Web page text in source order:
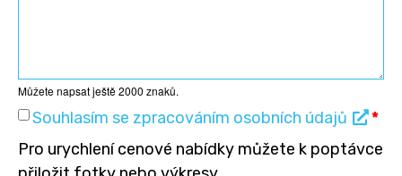
Můžete napsat ještě2000 znaků.
Souhlasím se zpracováním osobních údajů
*
Pro urychlení cenové nabídky můžete k poptávce